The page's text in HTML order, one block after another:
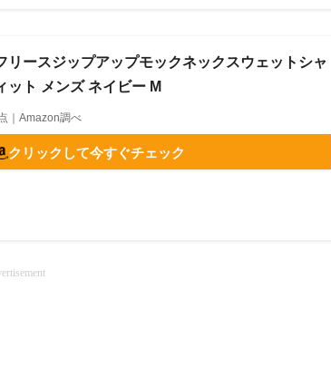
ースジップアップモックネックスウェットシャ
ット メンズ ネイビー M
｜Amazon調べ
クリックして今すぐチェック